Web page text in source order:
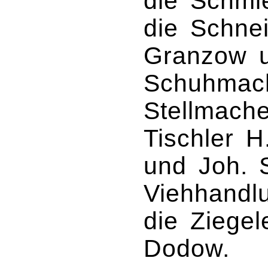
die
Granzow
Tischler
und Joh.
die
Dodow.